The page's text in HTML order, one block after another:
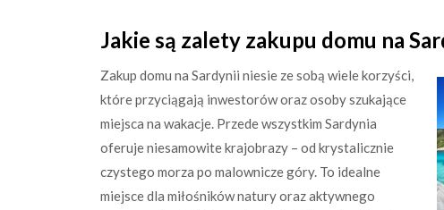
Jakie są zalety zakupu domu na
Zakup domu na Sardynii niesie ze sobą wiele korzyści,
które przyciągają inwestorów oraz osoby szukające
miejsca na wakacje. Przede wszystkim Sardynia
oferuje niesamowite krajobrazy – od krystalicznie
czystego morza po malownicze góry. To idealne
miejsce dla miłośników natury oraz aktywnego